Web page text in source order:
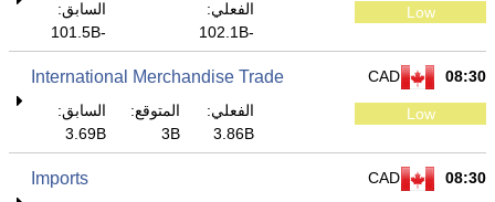
Low
الفعلي:
-102.1B
السابق:
-101.5B
08:30
CAD
International Merchandise Trade
Low
الفعلي:
3.86B
المتوقع:
3B
السابق:
3.69B
08:30
CAD
Imports